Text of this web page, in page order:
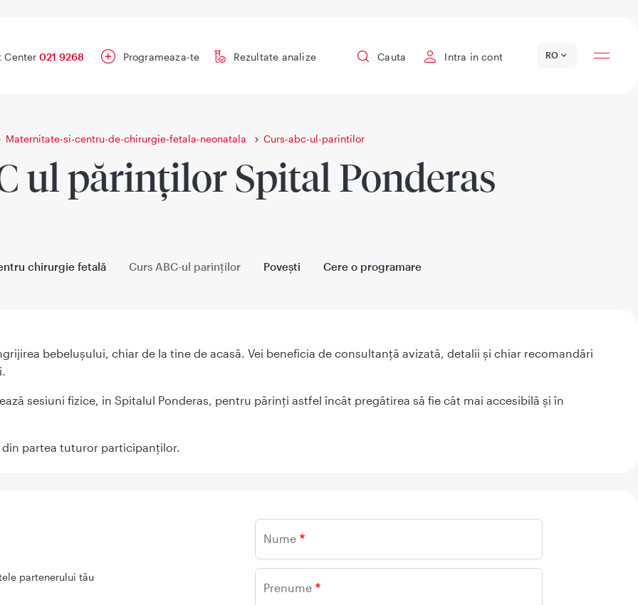
Center 021 9268 Programeaza-te Rezultate analize Cauta Intra in cont RO Locatii
Maternitate-si-centru-de-chirurgie-fetala-neonatala Curs-abc-ul-parintilor
ul părinților Spital Ponderas
chirurgie fetală Curs ABC-ul parinților Povești Cere o programare
bebelușului, chiar de la tine de acasă. Vei beneficia de consultanță avizată, detalii și chiar recomandări
sesiuni fizice, in Spitalul Ponderas, pentru părinți astfel încât pregătirea să fie cât mai accesibilă și în
partea tuturor participanților.
partenerului tău
Nume
Prenume